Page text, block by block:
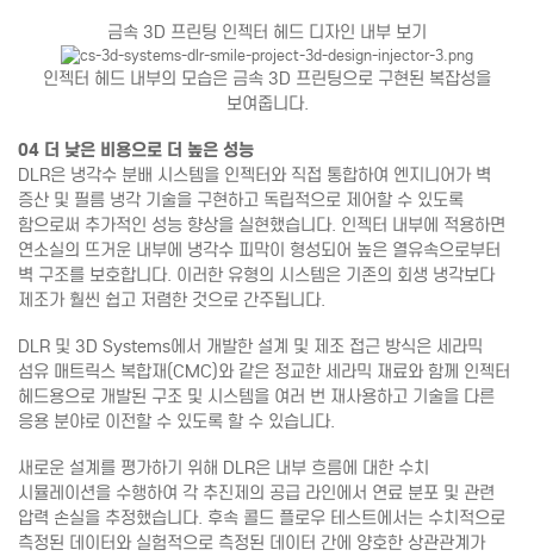
금속 3D 프린팅 인젝터 헤드 디자인 내부 보기
인젝터 헤드 내부의 모습은 금속 3D 프린팅으로 구현된 복잡성을
보여줍니다.
04 더 낮은 비용으로 더 높은 성능
DLR은 냉각수 분배 시스템을 인젝터와 직접 통합하여 엔지니어가 벽
증산 및 필름 냉각 기술을 구현하고 독립적으로 제어할 수 있도록
함으로써 추가적인 성능 향상을 실현했습니다. 인젝터 내부에 적용하면
연소실의 뜨거운 내부에 냉각수 피막이 형성되어 높은 열유속으로부터
벽 구조를 보호합니다. 이러한 유형의 시스템은 기존의 회생 냉각보다
제조가 훨씬 쉽고 저렴한 것으로 간주됩니다.
DLR 및 3D Systems에서 개발한 설계 및 제조 접근 방식은 세라믹
섬유 매트릭스 복합재(CMC)와 같은 정교한 세라믹 재료와 함께 인젝터
헤드용으로 개발된 구조 및 시스템을 여러 번 재사용하고 기술을 다른
응용 분야로 이전할 수 있도록 할 수 있습니다.
새로운 설계를 평가하기 위해 DLR은 내부 흐름에 대한 수치
시뮬레이션을 수행하여 각 추진제의 공급 라인에서 연료 분포 및 관련
압력 손실을 추정했습니다. 후속 콜드 플로우 테스트에서는 수치적으로
측정된 데이터와 실험적으로 측정된 데이터 간에 양호한 상관관계가